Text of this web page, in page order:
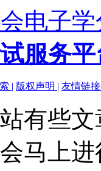
电子
服务
| 版权声明 | 友情链
有些
马上